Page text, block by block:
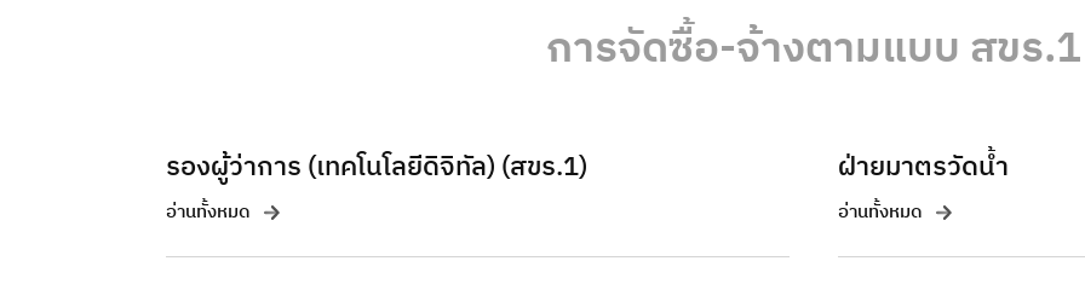
การจัดซื้อ-จ้างตามแบบ สขร.1
รองผู้ว่าการ (เทคโนโลยีดิจิทัล) (สขร.1)
อ่านทั้งหมด
ฝ่ายมาตรวัดน้ำ
อ่านทั้งหมด